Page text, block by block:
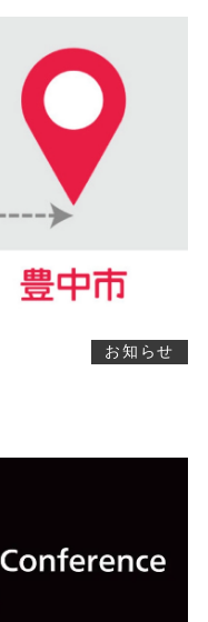
お知らせ